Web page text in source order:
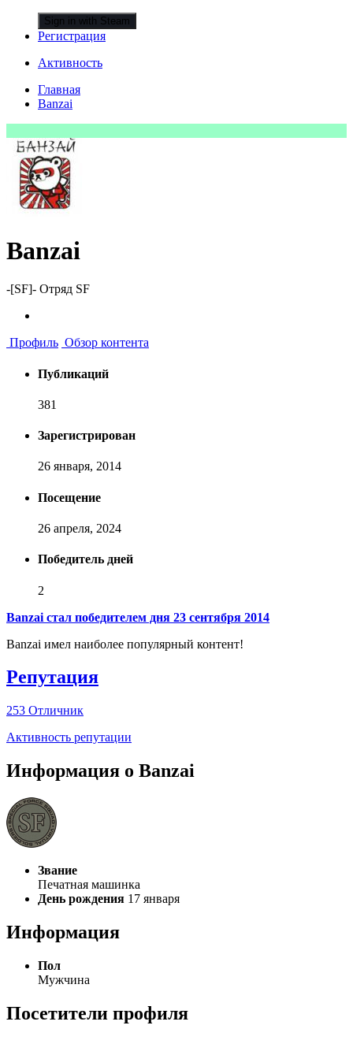
Sign in with Steam
Регистрация
Активность
Главная
Banzai
Banzai
-[SF]- Отряд SF
Профиль Обзор контента
Публикаций
381
Зарегистрирован
26 января, 2014
Посещение
26 апреля, 2024
Победитель дней
2
Banzai стал победителем дня 23 сентября 2014
Banzai имел наиболее популярный контент!
Репутация
253 Отличник
Активность репутации
Информация о Banzai
Звание
Печатная машинка
День рождения 17 января
Информация
Пол
Мужчина
Посетители профиля